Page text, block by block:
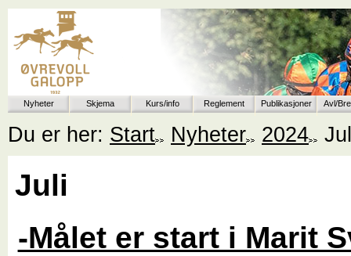
Nyheter Skjema Kurs/info Reglement Publikasjoner Avl/
Du er her: Start Nyheter 2024
Juli
-Målet er start i Marit